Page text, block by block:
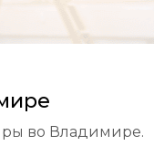
во Владимире.